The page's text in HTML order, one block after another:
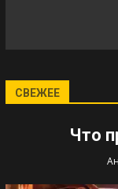
СВЕЖЕЕ
Что